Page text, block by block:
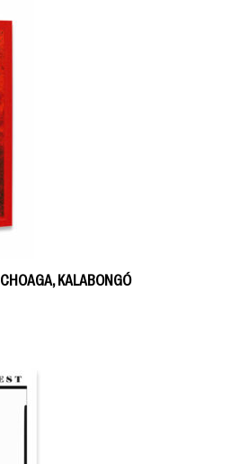
KALABONGÓ